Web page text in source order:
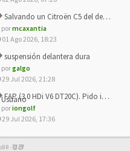
Salvando un Citroën C5 del desguace: Presentación y seguimiento
pormcaxantia
01 Ago 2026, 18:23
suspensión delantera dura
porgalgo
29 Jul 2026, 21:28
FAP (3.0 HDi V6 DT20C). Pido info sobre su sustitución
poriongolf
29 Jul 2026, 17:36
-